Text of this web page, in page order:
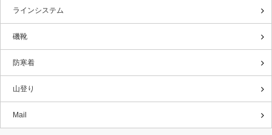
ラインシステム
磯靴
防寒着
山登り
Mail